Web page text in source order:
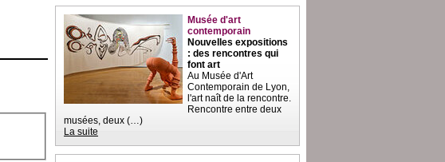
Musée d'art
contemporain
Nouvelles expositions
: des rencontres qui
font art
Au Musée d'Art
Contemporain de Lyon,
l'art naît de la rencontre.
Rencontre entre deux
musées, deux (…)
La suite